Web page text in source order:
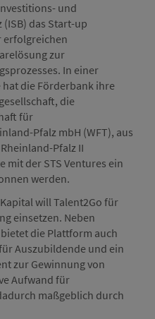
und
das Start-up
erfolgreichen
zur
In einer
die Förderbank ihre
die
für
Pfalz mbH (WFT), aus
Pfalz II
mit der STS Ventures ein
werden.
will Talent2Go für
einsetzen. Neben
die Plattform auch
Auszubildende und ein
zur Gewinnung von
Aufwand für
maßgeblich durch